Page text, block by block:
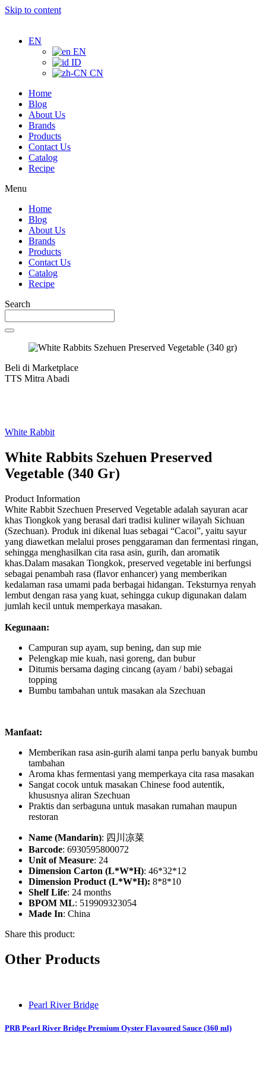
Skip to content
EN
EN
ID
CN
Home
Blog
About Us
Brands
Products
Contact Us
Catalog
Recipe
Menu
Home
Blog
About Us
Brands
Products
Contact Us
Catalog
Recipe
Search
Beli di Marketplace
TTS Mitra Abadi
White Rabbit
White Rabbits Szehuen Preserved
Vegetable (340 Gr)
Product Information
White Rabbit Szechuen Preserved Vegetable adalah sayuran acar
khas Tiongkok yang berasal dari tradisi kuliner wilayah Sichuan
(Szechuan). Produk ini dikenal luas sebagai “Cacoi”, yaitu sayur
yang diawetkan melalui proses penggaraman dan fermentasi ringan,
sehingga menghasilkan cita rasa asin, gurih, dan aromatik
khas.Dalam masakan Tiongkok, preserved vegetable ini berfungsi
sebagai penambah rasa (flavor enhancer) yang memberikan
kedalaman rasa umami pada berbagai hidangan. Teksturnya renyah
lembut dengan rasa yang kuat, sehingga cukup digunakan dalam
jumlah kecil untuk memperkaya masakan.
Kegunaan:
Campuran sup ayam, sup bening, dan sup mie
Pelengkap mie kuah, nasi goreng, dan bubur
Ditumis bersama daging cincang (ayam / babi) sebagai
topping
Bumbu tambahan untuk masakan ala Szechuan
Manfaat:
Memberikan rasa asin-gurih alami tanpa perlu banyak bumbu
tambahan
Aroma khas fermentasi yang memperkaya cita rasa masakan
Sangat cocok untuk masakan Chinese food autentik,
khususnya aliran Szechuan
Praktis dan serbaguna untuk masakan rumahan maupun
restoran
Name (Mandarin): 四川凉菜
Barcode: 6930595800072
Unit of Measure: 24
Dimension Carton (L*W*H): 46*32*12
Dimension Product (L*W*H): 8*8*10
Shelf Life: 24 months
BPOM ML: 519909323054
Made In: China
Share this product:
Other Products
Pearl River Bridge
PRB Pearl River Bridge Premium Oyster Flavoured Sauce (360 ml)